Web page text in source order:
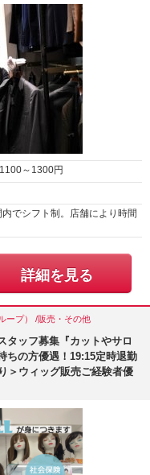
1100～ 1300円
でシフト制。店舗により時間
詳細を見る
ープ） /販売・その他
ッフ募集『カットやサロ
ちの方優遇！19:15定時退勤
＞ウィッグ販売ご経験者優